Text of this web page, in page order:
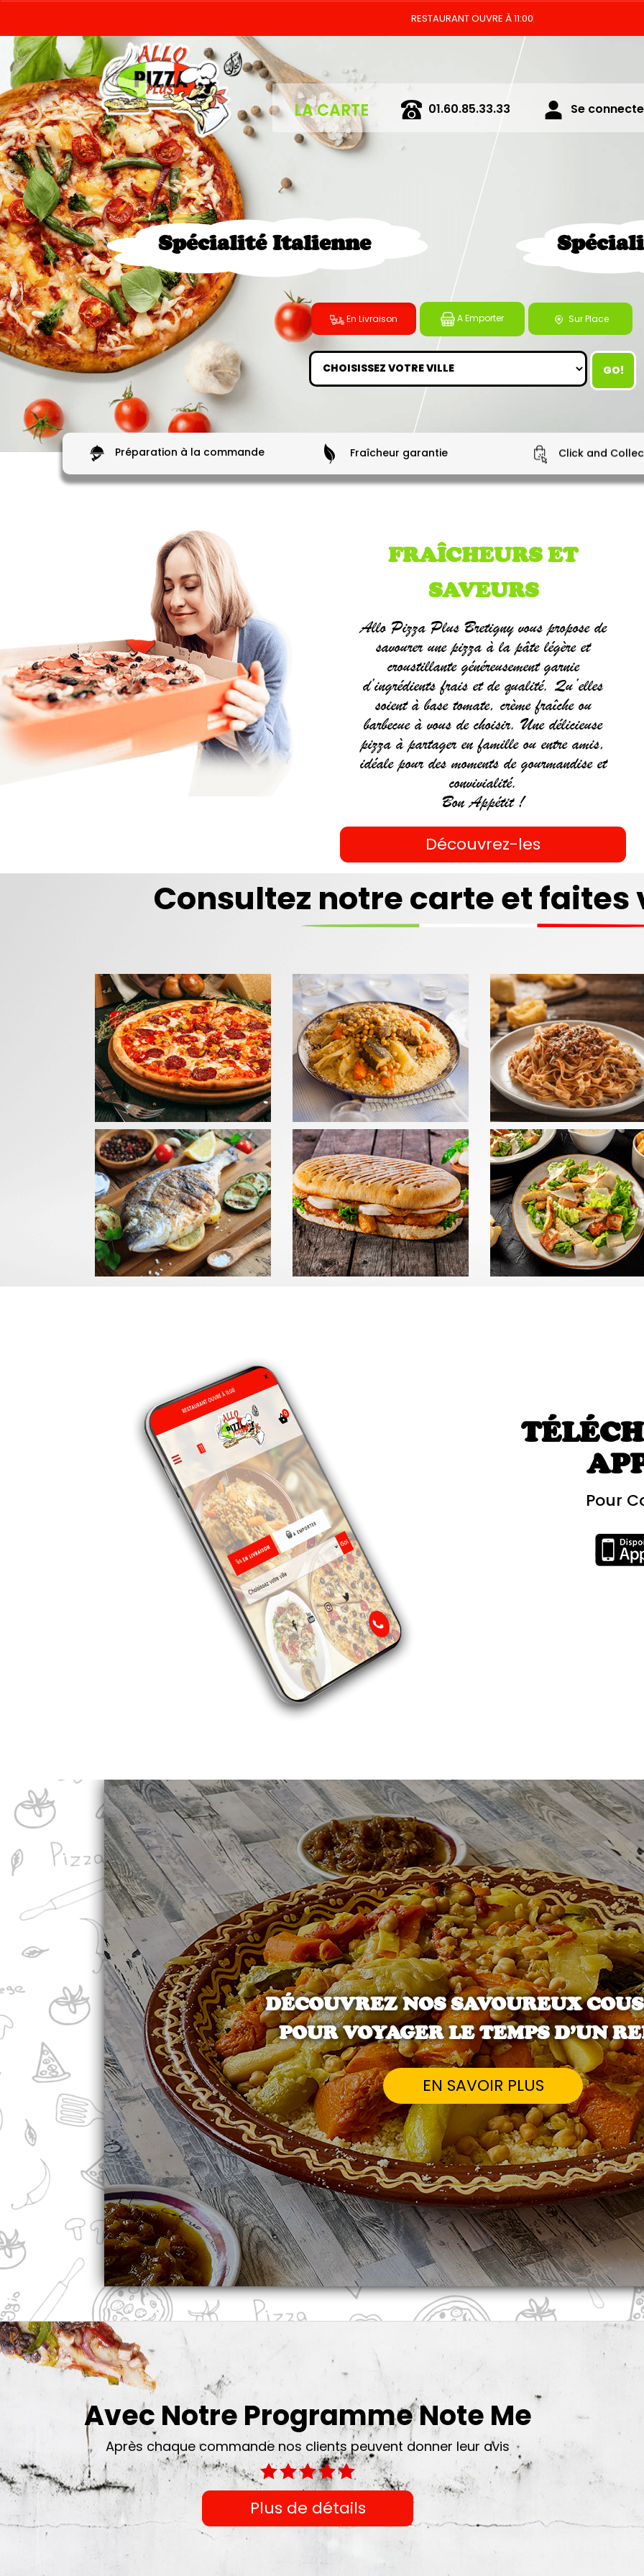
RESTA
LA CARTE 01.60.85.33.33 Se
Spécialité Italienne
En Livraison A Emporter Sur Place
GO!
Préparation à la commande Fraîcheur garantie Click and
FRAÎCHEURS ET
SAVEURS
Allo Pizza Plus Bretigny vous propose de
savourer une pizza à la pâte légère et
croustillante généreusement garnie
d’ingrédients frais et de qualité. Qu’elles
soient à base tomate, crème fraîche ou
barbecue à vous de choisir. Une délicieuse
pizza à partager en famille ou entre amis,
idéale pour des moments de gourmandise et
convivialité.
Bon Appétit !
Découvrez-les
Consultez notre carte et faites
Commander Commander
GRILLADES
Commander
PANINIS
Commander
Pour
DÉCOUVREZ NOS SAVOUREUX
POUR VOYAGER LE TEMPS D’UN
EN SAVOIR PLUS
Avec Notre Programme Note Me
Après chaque commande nos clients peuvent donner leur avis
Plus de détails